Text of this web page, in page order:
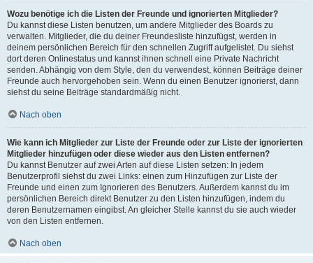
Wozu benötige ich die Listen der Freunde und ignorierten Mitglieder?
Du kannst diese Listen benutzen, um andere Mitglieder des Boards zu
verwalten. Mitglieder, die du deiner Freundesliste hinzufügst, werden in
deinem persönlichen Bereich für den schnellen Zugriff aufgelistet. Du siehst
dort deren Onlinestatus und kannst ihnen schnell eine Private Nachricht
senden. Abhängig von dem Style, den du verwendest, können Beiträge deiner
Freunde auch hervorgehoben sein. Wenn du einen Benutzer ignorierst, dann
siehst du seine Beiträge standardmäßig nicht.
Nach oben
Wie kann ich Mitglieder zur Liste der Freunde oder zur Liste der ignorierten
Mitglieder hinzufügen oder diese wieder aus den Listen entfernen?
Du kannst Benutzer auf zwei Arten auf diese Listen setzen: In jedem
Benutzerprofil siehst du zwei Links: einen zum Hinzufügen zur Liste der
Freunde und einen zum Ignorieren des Benutzers. Außerdem kannst du im
persönlichen Bereich direkt Benutzer zu den Listen hinzufügen, indem du
deren Benutzernamen eingibst. An gleicher Stelle kannst du sie auch wieder
von den Listen entfernen.
Nach oben